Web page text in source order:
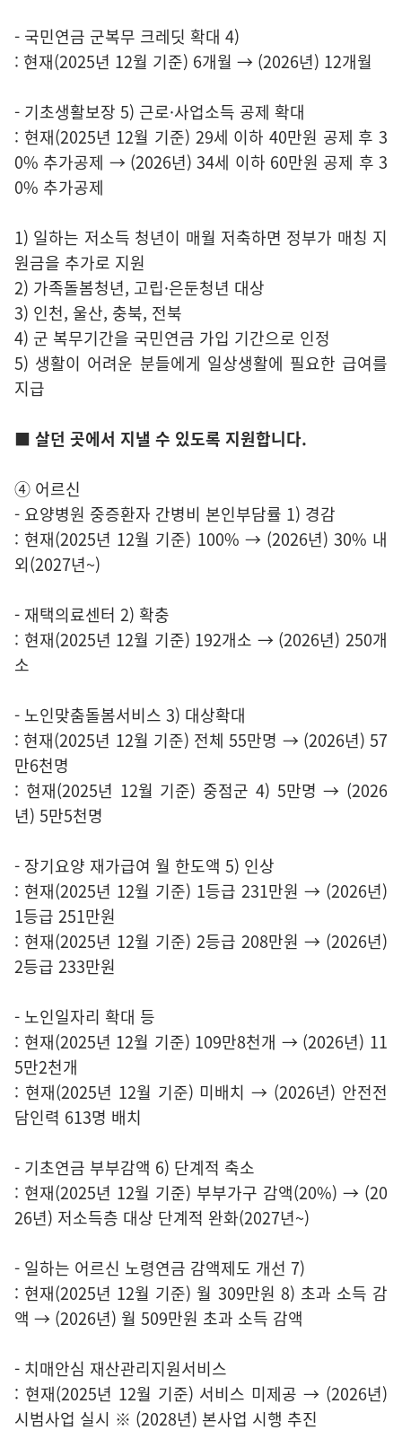
- 국민연금 군복무 크레딧 확대 4)
: 현재(2025년 12월 기준) 6개월 → (2026년) 12개월
- 기초생활보장 5) 근로·사업소득 공제 확대
: 현재(2025년 12월 기준) 29세 이하 40만원 공제 후 3
0% 추가공제 → (2026년) 34세 이하 60만원 공제 후 3
0% 추가공제
1) 일하는 저소득 청년이 매월 저축하면 정부가 매칭 지
원금을 추가로 지원
2) 가족돌봄청년, 고립·은둔청년 대상
3) 인천, 울산, 충북, 전북
4) 군 복무기간을 국민연금 가입 기간으로 인정
5) 생활이 어려운 분들에게 일상생활에 필요한 급여를
지급
■ 살던 곳에서 지낼 수 있도록 지원합니다.
④ 어르신
- 요양병원 중증환자 간병비 본인부담률 1) 경감
: 현재(2025년 12월 기준) 100% → (2026년) 30% 내
외(2027년~)
- 재택의료센터 2) 확충
: 현재(2025년 12월 기준) 192개소 → (2026년) 250개
소
- 노인맞춤돌봄서비스 3) 대상확대
: 현재(2025년 12월 기준) 전체 55만명 → (2026년) 57
만6천명
: 현재(2025년 12월 기준) 중점군 4) 5만명 → (2026
년) 5만5천명
- 장기요양 재가급여 월 한도액 5) 인상
: 현재(2025년 12월 기준) 1등급 231만원 → (2026년)
1등급 251만원
: 현재(2025년 12월 기준) 2등급 208만원 → (2026년)
2등급 233만원
- 노인일자리 확대 등
: 현재(2025년 12월 기준) 109만8천개 → (2026년) 11
5만2천개
: 현재(2025년 12월 기준) 미배치 → (2026년) 안전전
담인력 613명 배치
- 기초연금 부부감액 6) 단계적 축소
: 현재(2025년 12월 기준) 부부가구 감액(20%) → (20
26년) 저소득층 대상 단계적 완화(2027년~)
- 일하는 어르신 노령연금 감액제도 개선 7)
: 현재(2025년 12월 기준) 월 309만원 8) 초과 소득 감
액 → (2026년) 월 509만원 초과 소득 감액
- 치매안심 재산관리지원서비스
: 현재(2025년 12월 기준) 서비스 미제공 → (2026년)
시범사업 실시 ※ (2028년) 본사업 시행 추진